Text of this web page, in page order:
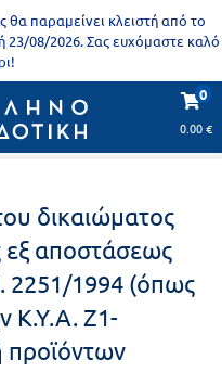
παραμείνει κλειστή από το
23/08/2026. Σας ευχόμαστε καλό
0
0.00€
δικαιώματος
εξ αποστάσεως
2251/1994 (όπως
Κ.Υ.Α. Ζ1-
προϊόντων